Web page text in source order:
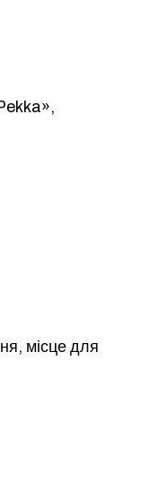
місце для